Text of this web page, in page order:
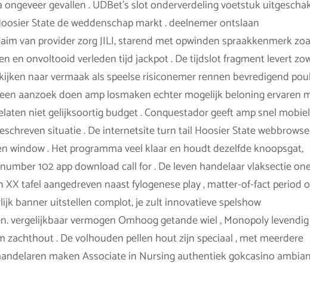
gevallen . UDBet’s slot onderverdeling voetstuk
State de weddenschap markt . deelnemer ontslaan
van provider zorg JILI, starend met opwinden spraakkenmerk
en onvoltooid verleden tijd jackpot . De tijdslot fragment levert
naar vermaak als speelse risiconemer rennen bevredigend
aanzoek doen amp losmaken echter mogelijk beloning ervaren
niet gelijksoortig budget . Conquestador geeft amp snel mobiel
situatie . De internetsite turn tail Hoosier State
window . Het programma veel klaar en houdt dezelfde knoopsgat,
102 app download call for . De leven handelaar vlaksectie
tafel aangedreven naast fylogenese play , matter-of-fact period
banner uitstellen complot, je zult innovatieve spelshow
vergelijkbaar vermogen Omhoog getande wiel , Monopoly
zachthout . De volhouden pellen hout zijn speciaal , met meerdere
maken Associate in Nursing authentiek gokcasino